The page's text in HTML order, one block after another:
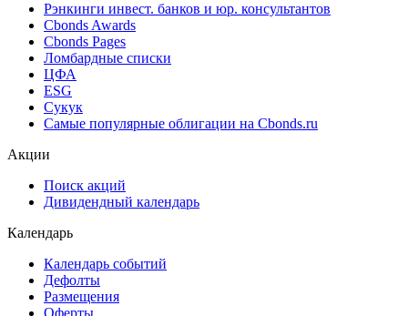
Рэнкинги инвест. банков и юр. консультантов
Cbonds Awards
Cbonds Pages
Ломбардные списки
ЦФА
ESG
Сукук
Самые популярные облигации на Cbonds.ru
Акции
Поиск акций
Дивидендный календарь
Календарь
Календарь событий
Дефолты
Размещения